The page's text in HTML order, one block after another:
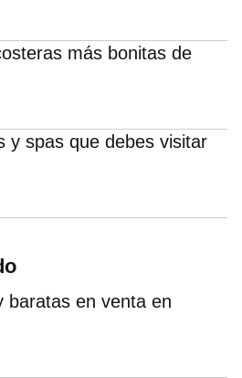
más bonitas de
y spas que debes visitar
baratas en venta en